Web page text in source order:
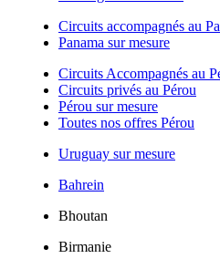
Circuits accompagnés au
Panama sur mesure
Circuits Accompagnés au
Circuits privés au Pérou
Pérou sur mesure
Toutes nos offres Pérou
Uruguay sur mesure
Bahrein
Bhoutan
Birmanie